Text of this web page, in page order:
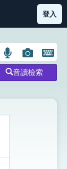
索引表圖示
登入
語
言
搜
示
圖
片
搜
開
鍵
圖
音讀檢索